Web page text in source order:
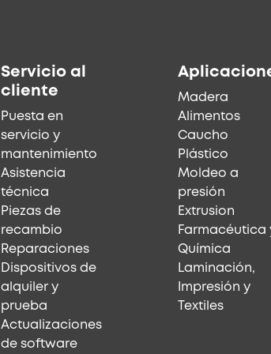
Servicio al
cliente
Puesta en
servicio y
mantenimiento
Asistencia
técnica
Piezas de
recambio
Reparaciones
Dispositivos de
alquiler y
prueba
Actualizaciones
de software
Madera
Alimentos
Caucho
Plástico
Moldeo a
presión
Extrusion
Farmacéutica
Química
Laminación,
Impresión y
Textiles